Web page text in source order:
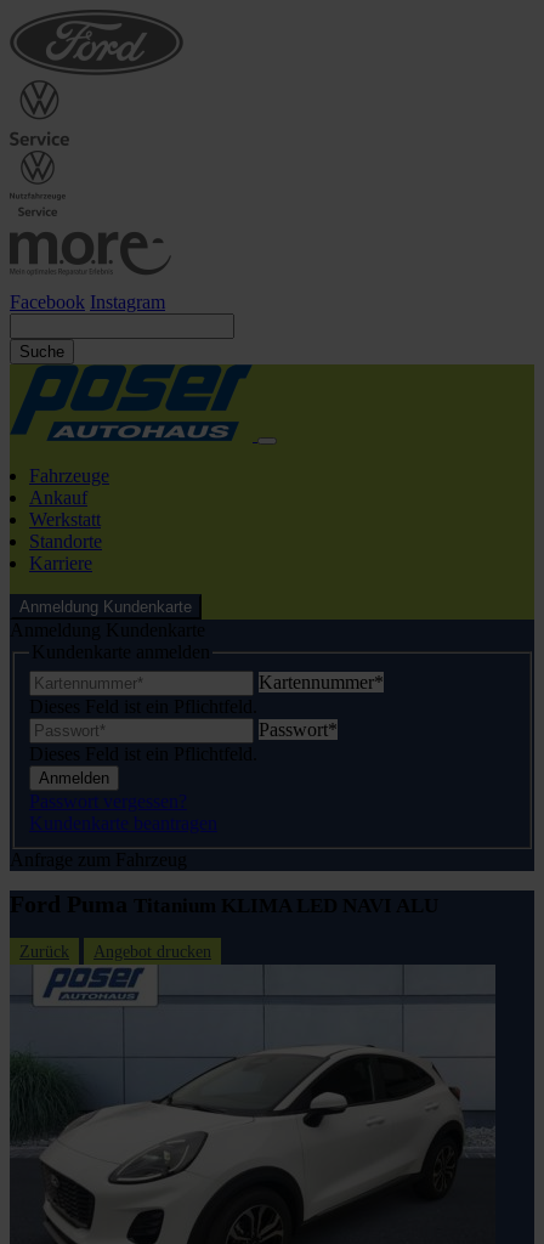
Facebook Instagram
Suche
Fahrzeuge
Ankauf
Werkstatt
Standorte
Karriere
Anmeldung Kundenkarte
Anmeldung Kundenkarte
Kundenkarte anmelden
Kartennummer*
Dieses Feld ist ein Pflichtfeld.
Passwort*
Dieses Feld ist ein Pflichtfeld.
Anmelden
Passwort vergessen?
Kundenkarte beantragen
Anfrage zum Fahrzeug
Ford Puma Titanium KLIMA LED NAVI ALU
Zurück Angebot drucken